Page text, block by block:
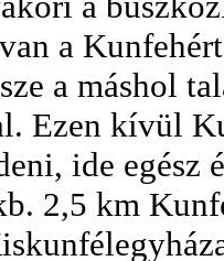
a
a máshol
Ezen kívül
ide egész
2,5 km